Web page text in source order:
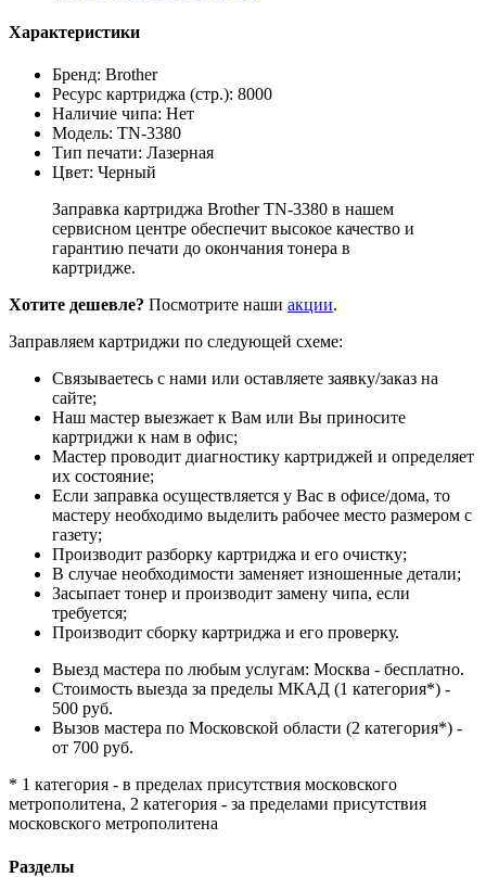
Характеристики
Бренд: Brother
Ресурс картриджа (стр.): 8000
Наличие чипа: Нет
Модель: TN-3380
Тип печати: Лазерная
Цвет: Черный
Заправка картриджа Brother TN-3380 в нашем
сервисном центре обеспечит высокое качество и
гарантию печати до окончания тонера в
картридже.
Хотите дешевле? Посмотрите наши акции.
Заправляем картриджи по следующей схеме:
Связываетесь с нами или оставляете заявку/заказ на
сайте;
Наш мастер выезжает к Вам или Вы приносите
картриджи к нам в офис;
Мастер проводит диагностику картриджей и определяет
их состояние;
Если заправка осуществляется у Вас в офисе/дома, то
мастеру необходимо выделить рабочее место размером с
газету;
Производит разборку картриджа и его очистку;
В случае необходимости заменяет изношенные детали;
Засыпает тонер и производит замену чипа, если
требуется;
Производит сборку картриджа и его проверку.
Выезд мастера по любым услугам: Москва - бесплатно.
Стоимость выезда за пределы МКАД (1 категория*) -
500 руб.
Вызов мастера по Московской области (2 категория*) -
от 700 руб.
* 1 категория - в пределах присутствия московского
метрополитена, 2 категория - за пределами присутствия
московского метрополитена
Разделы